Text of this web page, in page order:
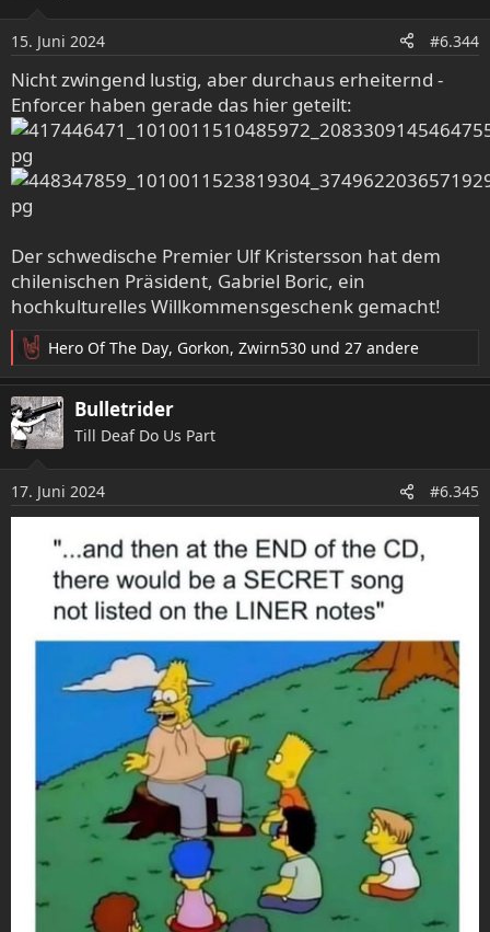
n
e
n
:
15. Juni 2024 #6.344
Nicht zwingend lustig, aber durchaus erheiternd -
Enforcer haben gerade das hier geteilt:
Der schwedische Premier Ulf Kristersson hat dem
chilenischen Präsident, Gabriel Boric, ein
hochkulturelles Willkommensgeschenk gemacht!
R
e
a
k
t
n
e
Hero Of The Day, Gorkon, Zwirn530 und 27 andere
Bulletrider
Till Deaf Do Us Part
17. Juni 2024 #6.345